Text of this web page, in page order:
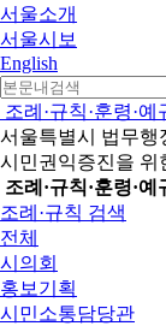
서울소개
서울시보
English
조례·규칙·훈령·예
서울특별시 법무행
시민권익증진을 위
조례·규칙·훈령·예
조례·규칙 검색
전체
시의회
홍보기획
시민소통담당관